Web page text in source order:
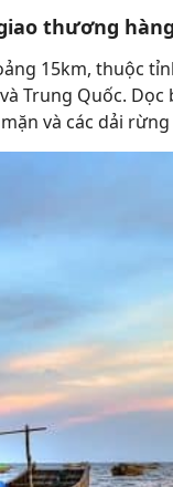
thương
15km, thuộc
Trung Quốc.
và các dải